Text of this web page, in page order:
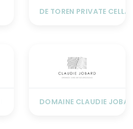
DE TOREN PRIVATE
DOMAINE CLAUDIE